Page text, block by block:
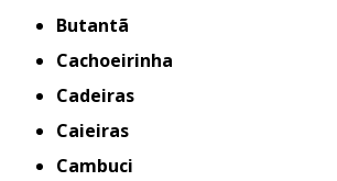
Butantã
Cachoeirinha
Cadeiras
Caieiras
Cambuci